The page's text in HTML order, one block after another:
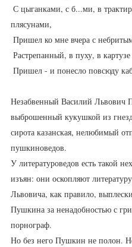
плясунами,
Пришел ко мне вчера с
Растрепанный, в пуху, в
Пришел - и понесло повсюду
Незабвенный Василий Львович
выброшенный кукушкой из
сирота казанская, нелюбимый
пушкиноведов.
У литературоведов есть такой
изъян: они оскопляют
Львовича, как правило,
Пушкина за ненадобностью с
порнограф.
Но без него Пушкин не полон.